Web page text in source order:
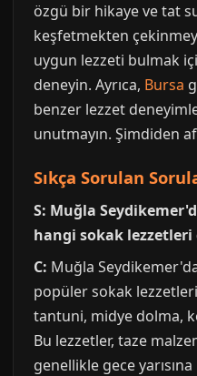
özgü bir hikaye ve tat
keşfetmekten
uygun lezzeti bulmak
deneyin. Ayrıca, Bursa
benzer lezzet
unutmayın. Şimdiden
Sıkça Sorulan
S: Muğla
hangi sokak lezzetleri
C: Muğla
popüler sokak
tantuni, midye dolma,
Bu lezzetler, taze
genellikle gece